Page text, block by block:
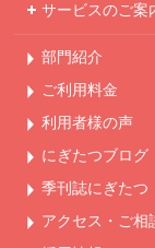
サービスのご案
部門紹介
ご利用料金
利用者様の声
にぎたつブログ
季刊誌にぎたつ
アクセス・ご相